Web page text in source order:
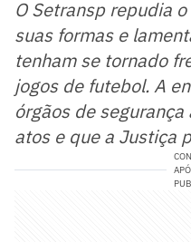
O Setransp repudia
suas formas e
tenham se tornado
jogos de futebol. A
órgãos de
atos e que a Justiça